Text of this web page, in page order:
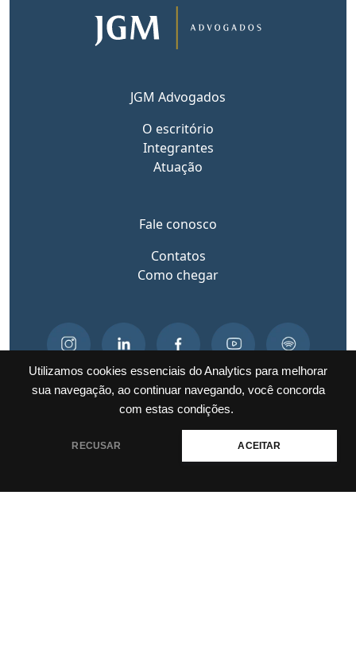
Utilizamos cookies essenciais do Analytics para melhorar
sua navegação, ao continuar navegando, você concorda
com estas condições.
RECUSAR ACEITAR
JGM Advogados
O escritório
Integrantes
Atuação
Fale conosco
Contatos
Como chegar